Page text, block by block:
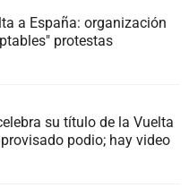
a España: organización
protestas
su título de la Vuelta
podio; hay video